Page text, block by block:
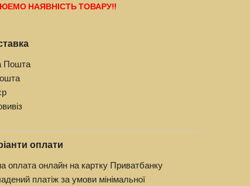
НАЯВНІСТЬ ТОВАРУ!!
Пошта
оплати
оплата онлайн на картку Приватбанку
платіж за умови мінімальної